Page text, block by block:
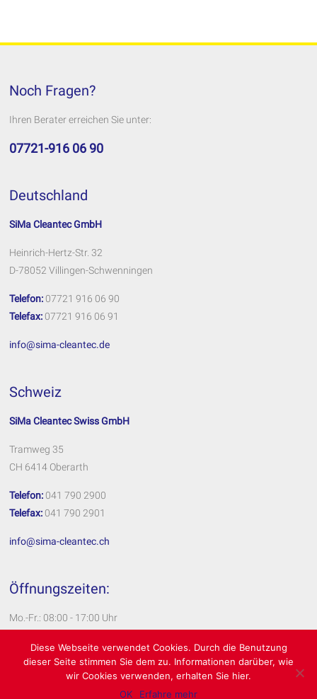
Noch Fragen?
Ihren Berater erreichen Sie unter:
07721-916 06 90
Deutschland
SiMa Cleantec GmbH
Heinrich-Hertz-Str. 32
D-78052 Villingen-Schwenningen
Telefon: 07721 916 06 90
Telefax: 07721 916 06 91
info@sima-cleantec.de
Schweiz
SiMa Cleantec Swiss GmbH
Tramweg 35
CH 6414 Oberarth
Telefon: 041 790 2900
Telefax: 041 790 2901
info@sima-cleantec.ch
Öffnungszeiten:
Mo.-Fr.: 08:00 - 17:00 Uhr
Impressum
Datenschutzerklärung
Diese Webseite verwendet Cookies. Durch die Benutzung
dieser Seite stimmen Sie dem zu. Informationen darüber, wie
wir Cookies verwenden, erhalten Sie hier.
OK
Erfahre mehr